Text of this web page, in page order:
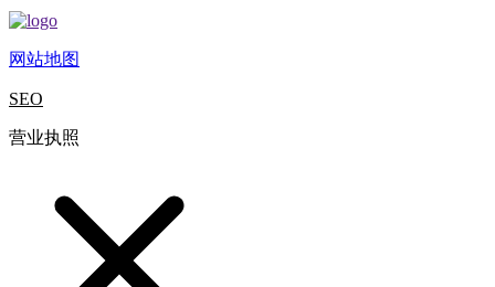
网站地图
SEO
营业执照